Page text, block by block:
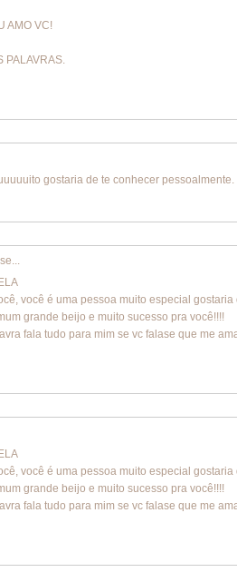
AMO VC!
PALAVRAS.
gostaria de te conhecer
você é uma pessoa muito especial gostaria
grande beijo e muito sucesso pra você!!!!
fala tudo para mim se vc falase que me
você é uma pessoa muito especial gostaria
grande beijo e muito sucesso pra você!!!!
fala tudo para mim se vc falase que me